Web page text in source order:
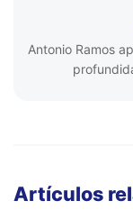
Antonio Ramos
Artículos